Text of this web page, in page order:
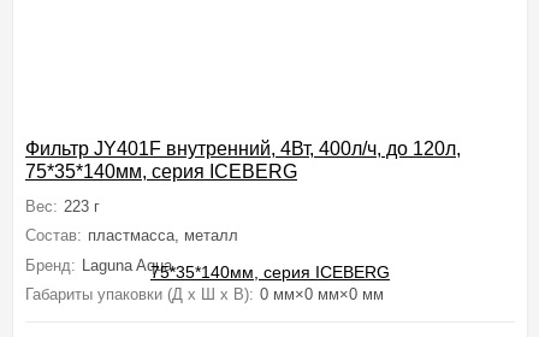
Фильтр JY401F внутренний, 4Вт, 400л/ч, до 120л,
75*35*140мм, серия ICEBERG
Вес: 223 г
Состав: пластмасса, металл
Бренд:
Laguna Aqua
Габариты упаковки (Д х Ш х В): 0 мм×0 мм×0 мм